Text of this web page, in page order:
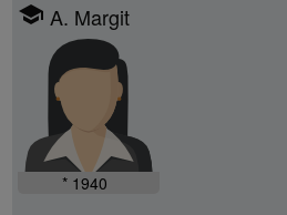
school A. Margit
* 1940